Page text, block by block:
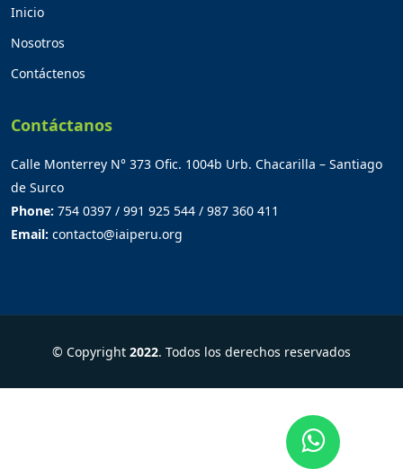
Inicio
Nosotros
Contáctenos
Contáctanos
Calle Monterrey N° 373 Ofic. 1004b Urb. Chacarilla – Santiago
de Surco
Phone: 754 0397 / 991 925 544 / 987 360 411
Email: contacto@iaiperu.org
© Copyright 2022. Todos los derechos reservados